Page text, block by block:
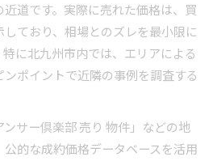
道です。実際に売れた価格は、買
ており、相場とのズレを最小限に
に北九州市内では、エリアによる
ポイントで近隣の事例を調査する
サー倶楽部 売り 物件」などの地
的な成約価格データベースを活用